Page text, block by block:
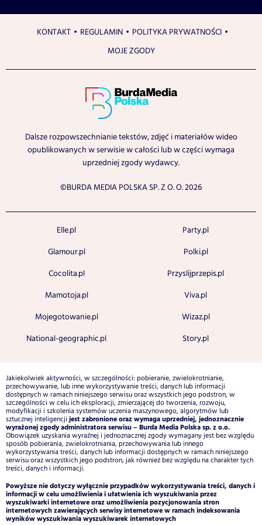
KONTAKT REGULAMIN
POLITYKA PRYWATNOŚCI
MOJE ZGODY
Dalsze rozpowszechnianie tekstów, zdjęć i materiałów wideo
opublikowanych w serwisie w całości lub w części wymaga
uprzedniej zgody wydawcy.
©BURDA MEDIA POLSKA SP. Z O. O. 2026
Elle.pl
Glamour.pl
Cocolita.pl
Mamotoja.pl
Mojegotowanie.pl
National-geographic.pl
Party.pl
Polki.pl
Przyslijprzepis.pl
Viva.pl
Wizaz.pl
Story.pl
Jakiekolwiek aktywności, w szczególności: pobieranie, zwielokrotnianie,
przechowywanie, lub inne wykorzystywanie treści, danych lub informacji
dostępnych w ramach niniejszego serwisu oraz wszystkich jego podstron, w
szczególności w celu ich eksploracji, zmierzającej do tworzenia, rozwoju,
modyfikacji i szkolenia systemów uczenia maszynowego, algorytmów lub
sztucznej inteligencji jest zabronione oraz wymaga uprzedniej, jednoznacznie
wyrażonej zgody administratora serwisu – Burda Media Polska sp. z o.o.
Obowiązek uzyskania wyraźnej i jednoznacznej zgody wymagany jest bez względu
sposób pobierania, zwielokrotniania, przechowywania lub innego
wykorzystywania treści, danych lub informacji dostępnych w ramach niniejszego
serwisu oraz wszystkich jego podstron, jak również bez względu na charakter tych
treści, danych i informacji.
Powyższe nie dotyczy wyłącznie przypadków wykorzystywania treści, danych i
informacji w celu umożliwienia i ułatwienia ich wyszukiwania przez
wyszukiwarki internetowe oraz umożliwienia pozycjonowania stron
internetowych zawierających serwisy internetowe w ramach indeksowania
wyników wyszukiwania wyszukiwarek internetowych